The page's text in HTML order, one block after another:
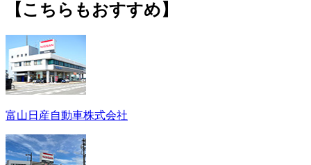
【こちらもおすすめ】
富山日産自動車株式会社